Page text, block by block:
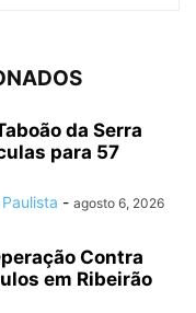
da Serra
para 57
- agosto 6, 2026
Contra
em Ribeirão